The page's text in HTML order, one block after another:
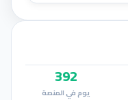
392
يوم في المنصة